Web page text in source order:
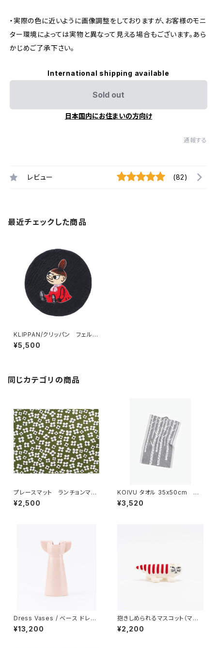
・実際の色に近いように画像調整をしておりますが、お客様のモニ
ター環境によっては実物と異なって見える場合もございます。あら
かじめご了承下さい。
International shipping available
Sold out
日本国内にお住まいの方向け
通報する
レビュー (82)
最近チェックした商品
KLIPPAN/クリッパン フェルト
シートパッド リトルミイ ブラ
ック
¥5,500
同じカテゴリの商品
プレースマット ランチョンマッ
ト 「ベラミ」 / アルメダール
ス/ALMEDAHLS
¥2,500
KOIVU タオル 35x50cm
／ LAPUAN KANKURIT（ラ
プアン カンクリ）
¥3,520
Dress Vases / べース ドレス
（ピンク）/ Lisa Larson リ
サ・ラーソン
¥13,200
抱きしめられるマスコット（マイ
キー） / Lisa Larson リ
サ・ラーソン
¥2,200